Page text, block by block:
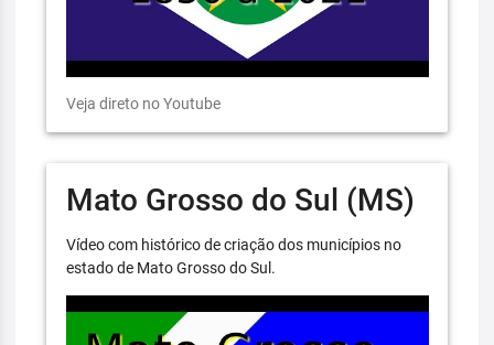
Veja direto no Youtube
Mato Grosso do Sul (MS)
Vídeo com histórico de criação dos municípios no
estado de Mato Grosso do Sul.